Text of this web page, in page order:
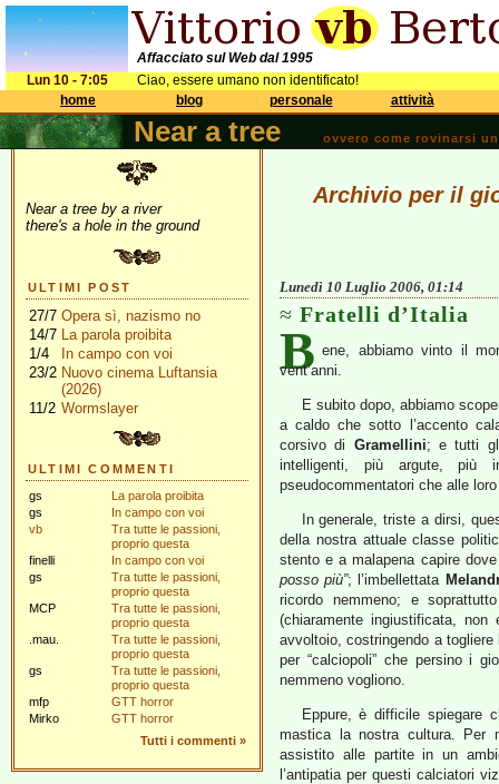
Affacciato sul Web dal 1995
Lun 10 - 7:05
Ciao, essere umano non identificato!
home
blog personale attività
Near a tree ovvero come rovinarsi
Near a tree by a river
there's a hole in the ground
ULTIMI POST
27/7 Opera sì, nazismo no
14/7 La parola proibita
1/4
In campo con voi
23/2 Nuovo cinema Luftansia
(2026)
11/2 Wormslayer
ULTIMI COMMENTI
gs
La parola proibita
gs
In campo con voi
vb
Tra tutte le passioni,
proprio questa
finelli
In campo con voi
gs
Tra tutte le passioni,
proprio questa
MCP
Tra tutte le passioni,
proprio questa
.mau.
Tra tutte le passioni,
proprio questa
gs
Tra tutte le passioni,
proprio questa
mfp
GTT horror
Mirko
GTT horror
Tutti i commenti »
Archivio per il
Lunedì 10 Luglio 2006, 01:14
Fratelli d’Italia
B ene, abbiamo vinto il
vent’anni.
E subito dopo, abbiamo
a caldo che sotto l’accento
corsivo di Gramellini; e tutti
intelligenti, più argute, più
pseudocommentatori che alle
In generale, triste a dirsi,
della nostra attuale classe
stento e a malapena capire
posso più”; l’imbellettata
ricordo nemmeno; e
(chiaramente ingiustificata,
avvoltoio, costringendo a
per “calciopoli” che persino i
nemmeno vogliono.
Eppure, è difficile spiegare
mastica la nostra cultura. Per
assistito alle partite in un
l’antipatia per questi calciatori